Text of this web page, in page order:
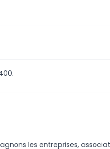
les entreprises,